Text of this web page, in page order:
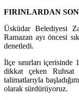
FIRINLARDAN
Üsküdar Belediyesi
Ramazan ayı öncesi
denetledi.
İlçe sınırları içerisinde
dikkat çeken Ruhsat
talimatlarıyla
olarak sürdürüyoruz.